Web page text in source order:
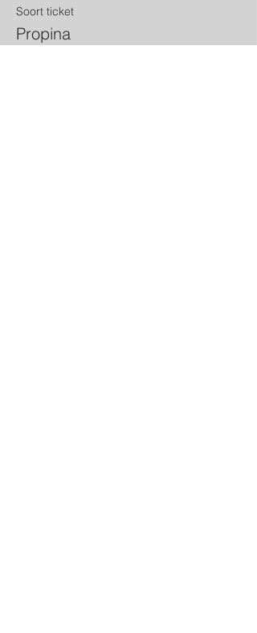
Soort ticket
Propina